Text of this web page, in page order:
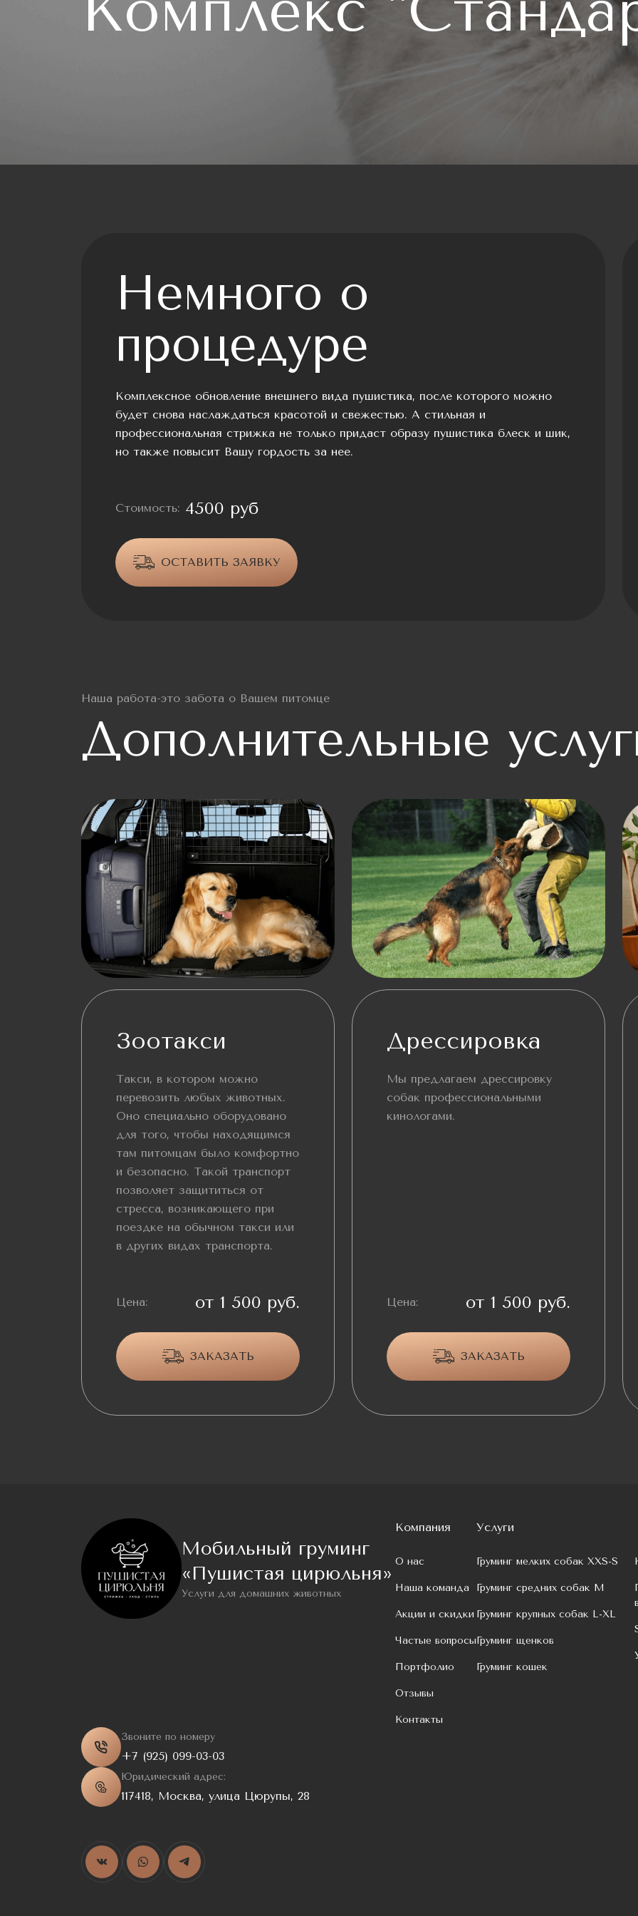
Немного о
процедуре
Комплексное обновление внешнего вида пушистика, после которого можно
будет снова наслаждаться красотой и свежестью. А стильная и
профессиональная стрижка не только придаст образу пушистика блеск и шик,
но также повысит Вашу гордость за нее.
Стоимость: 4500 руб
ОСТАВИТЬ ЗАЯВКУ
Наша работа-это забота о Вашем питомце
Дополнительные
Зоотакси
Такси, в котором можно
перевозить любых животных.
Оно специально оборудовано
для того, чтобы находящимся
там питомцам было комфортно
и безопасно. Такой транспорт
позволяет защититься от
стресса, возникающего при
поездке на обычном такси или
в других видах транспорта.
Цена: от 1 500 руб.
ЗАКАЗАТЬ
Дрессировка
Мы предлагаем дрессировку
собак профессиональными
кинологами.
Цена: от 1 500 руб.
ЗАКАЗАТЬ
Мобильный груминг
«Пушистая цирюльня»
Услуги для домашних животных
Компания
О нас
Наша команда
Акции и скидки
Частые вопросы
Портфолио
Отзывы
Контакты
Услуги
Груминг мелких собак XXS-S
Груминг средних собак M
Груминг крупных собак L-XL
Груминг щенков
Груминг кошек
Звоните по номеру
+7 (925) 099-03-03
Юридический адрес:
117418, Москва, улица Цюрупы, 28